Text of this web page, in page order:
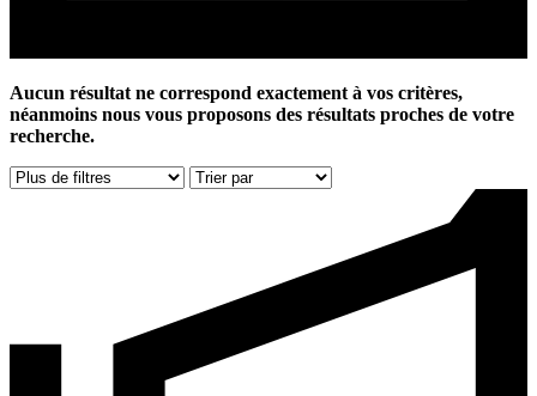
Aucun résultat ne correspond exactement à vos critères,
néanmoins nous vous proposons des résultats proches de votre
recherche.